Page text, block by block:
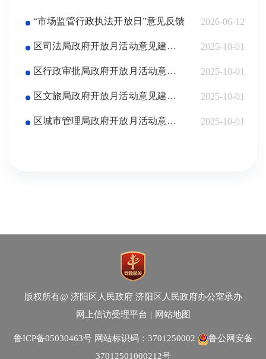
“市场监管行政执法开放日”意见反馈 2026-06-12
区司法局政府开放月活动意见建议反馈 2025-10-01
区行政审批局政府开放月活动意见建议反馈 2025-10-01
区文旅局政府开放月活动意见建议反馈 2025-10-01
区城市管理局政府开放月活动意见建议反馈 2025-10-01
版权所有@ 济阳区人民政府 济阳区人民政府办公室承办
网上信访受理平台 | 网站地图
鲁ICP备05030463号网站标识码：3701250002
鲁公网安备
37012501000212号